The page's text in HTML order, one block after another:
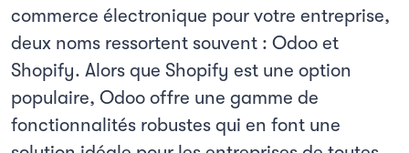
commerce électronique pour votre entreprise,
deux noms ressortent souvent : Odoo et
Shopify. Alors que Shopify est une option
populaire, Odoo offre une gamme de
fonctionnalités robustes qui en font une